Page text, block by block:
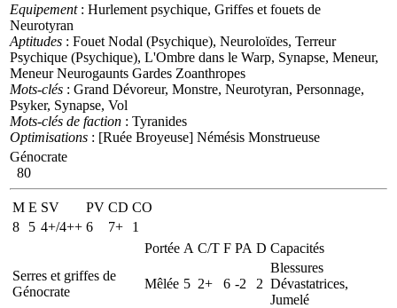
Equipement: Hurlement psychique, Griffes et fouets de
Neurotyran
Aptitudes : Fouet Nodal (Psychique), Neuroloïdes, Terreur
Psychique (Psychique), L'Ombre dans le Warp, Synapse, Meneur,
Meneur Neurogaunts Gardes Zoanthropes
Mots-clés : Grand Dévoreur, Monstre, Neurotyran, Personnage,
Psyker, Synapse, Vol
Mots-clés de faction : Tyranides
Optimisations : [Ruée Broyeuse] Némésis Monstrueuse
Génocrate
80
M E SV PV CD CO
8
5 4+/4++ 6 7+
1
Portée A C/T F PA D Capacités
Serres et griffes de
Génocrate
Mêlée 5 2+ 6 -2 2
Blessures
Dévastatrices,
Jumelé